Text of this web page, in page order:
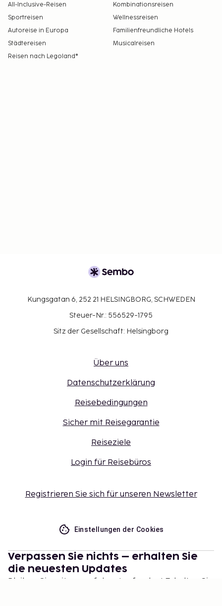
All-Inclusive-Reisen
Kombinationsreisen
Sportreisen
Wellnessreisen
Autoreise in Europa
Familienfreundliche Hotels
Städtereisen
Musicalreisen
Reisen nach Legoland®
Kungsgatan 6, 252 21 HELSINGBORG, SCHWEDEN
Steuer-Nr.: 556529-1795
Sitz der Gesellschaft: Helsingborg
Über uns
Datenschutzerklärung
Reisebedingungen
Sicher mit Reisegarantie
Reiseziele
Login für Reisebüros
Registrieren Sie sich für unseren Newsletter
Einstellungen der Cookies
Verpassen Sie nichts – erhalten Sie
die neuesten Updates
Bleiben Sie mit uns auf dem Laufenden! Erhalten Sie